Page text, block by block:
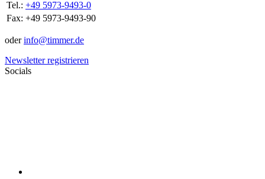
Tel.: +49 5973-9493-0
Fax: +49 5973-9493-90
oderinfo@timmer.de
Newsletter registrieren
Socials